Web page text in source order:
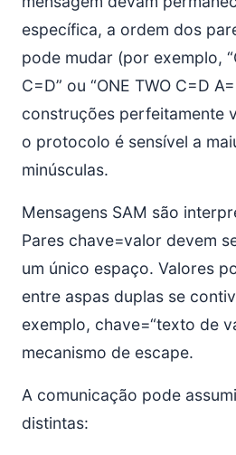
específica, a ordem dos
pode mudar (por exemplo,
C=D” ou “ONE TWO C=D
construções perfeitamente
o protocolo é sensível a
minúsculas.
Mensagens SAM são
Pares chave=valor devem
um único espaço. Valores
entre aspas duplas se
exemplo, chave=“texto de
mecanismo de escape.
A comunicação pode
distintas: